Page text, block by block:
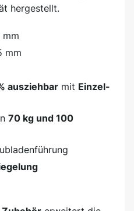
hergestellt.
mm
mm
ausziehbar mit Einzel-
70 kg und 100